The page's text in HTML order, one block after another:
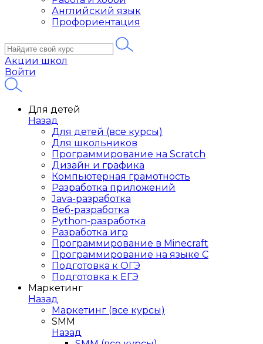
Английский язык
Профориентация
Акции школ
Войти
Для детей
Назад
Для детей (все курсы)
Для школьников
Программирование на Scratch
Дизайн и графика
Компьютерная грамотность
Разработка приложений
Java-разработка
Веб-разработка
Python-разработка
Разработка игр
Программирование в Minecraft
Программирование на языке C
Подготовка к ОГЭ
Подготовка к ЕГЭ
Маркетинг
Назад
Маркетинг (все курсы)
SMM
Назад